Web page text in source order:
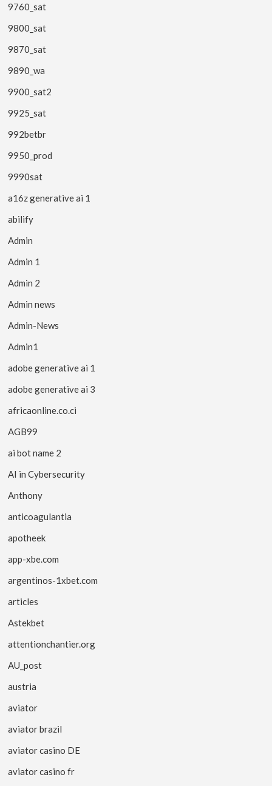
9760_sat
9800_sat
9870_sat
9890_wa
9900_sat2
9925_sat
992betbr
9950_prod
9990sat
a16z generative ai 1
abilify
Admin
Admin 1
Admin 2
Admin news
Admin-News
Admin1
adobe generative ai 1
adobe generative ai 3
africaonline.co.ci
AGB99
ai bot name 2
AI in Cybersecurity
Anthony
anticoagulantia
apotheek
app-xbe.com
argentinos-1xbet.com
articles
Astekbet
attentionchantier.org
AU_post
austria
aviator
aviator brazil
aviator casino DE
aviator casino fr